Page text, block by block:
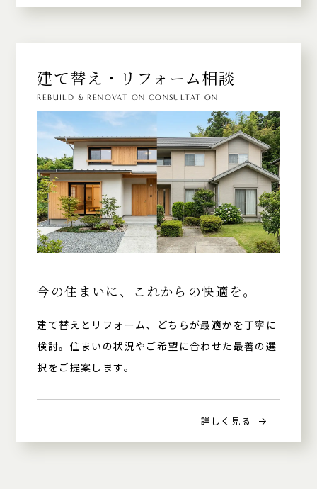
建て替え・リフォーム相談
REBUILD & RENOVATION CONSULTATION
今の住まいに、これからの快適を。
建て替えとリフォーム、どちらが最適かを丁寧に
検討。住まいの状況やご希望に合わせた最善の選
択をご提案します。
詳しく見る